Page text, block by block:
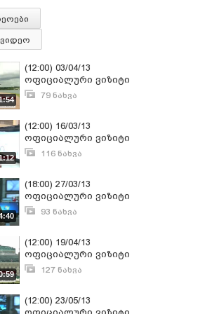
ვიდეო
(12:00) 03/04/13
ოფიციალური ვიზიტი
79 ნახვა
(12:00) 16/03/13
ოფიციალური ვიზიტი
116 ნახვა
(18:00) 27/03/13
ოფიციალური ვიზიტი
93 ნახვა
(12:00) 19/04/13
ოფიციალური ვიზიტი
127 ნახვა
(12:00) 23/05/13